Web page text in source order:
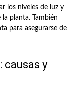
los niveles de luz y
planta. También
para asegurarse de
causas y